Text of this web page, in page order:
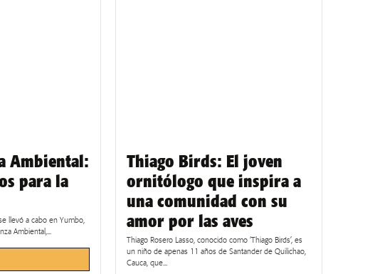
Ambiental:
para la
llevó a cabo en Yumbo,
Ambiental,...
Thiago Birds: El joven
ornitólogo que inspira a
una comunidad con su
amor por las aves
Thiago Rosero Lasso, conocido como ‘Thiago Birds’, es
un niño de apenas 11 años de Santander de Quilichao,
Cauca, que...